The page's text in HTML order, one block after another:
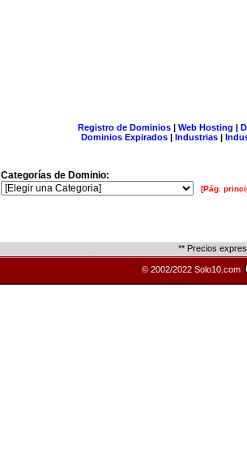
Registro de Dominios| Web Hosting |
Dominios Expirados | Industrias |
Categorías de Dominio:
[Pág.
** Precios
© 2002/2022 Solo10.com